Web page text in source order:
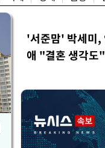
'서준맘' 박세미,
애 "결혼 생각도"